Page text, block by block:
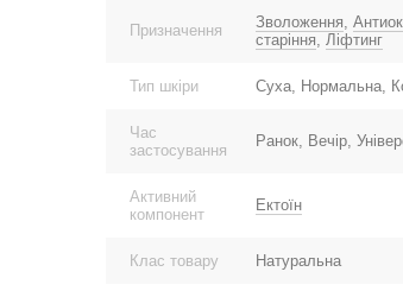
Призначення Зволоження,
старіння, Ліфтинг
Тип шкіри Суха, Нормальна,
Час
застосування
Ранок, Вечір,
Активний
компонент
Ектоїн
Клас товару Натуральна